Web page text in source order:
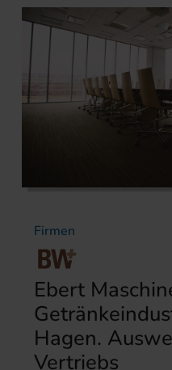
Firmen
Ebert
Hagen.
Vertriebs